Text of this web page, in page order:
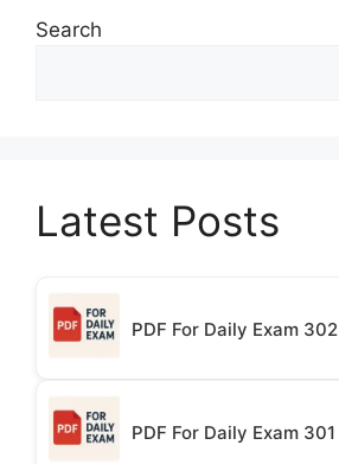
Search
Latest Posts
PDF For Daily Exam 302
PDF For Daily Exam 301